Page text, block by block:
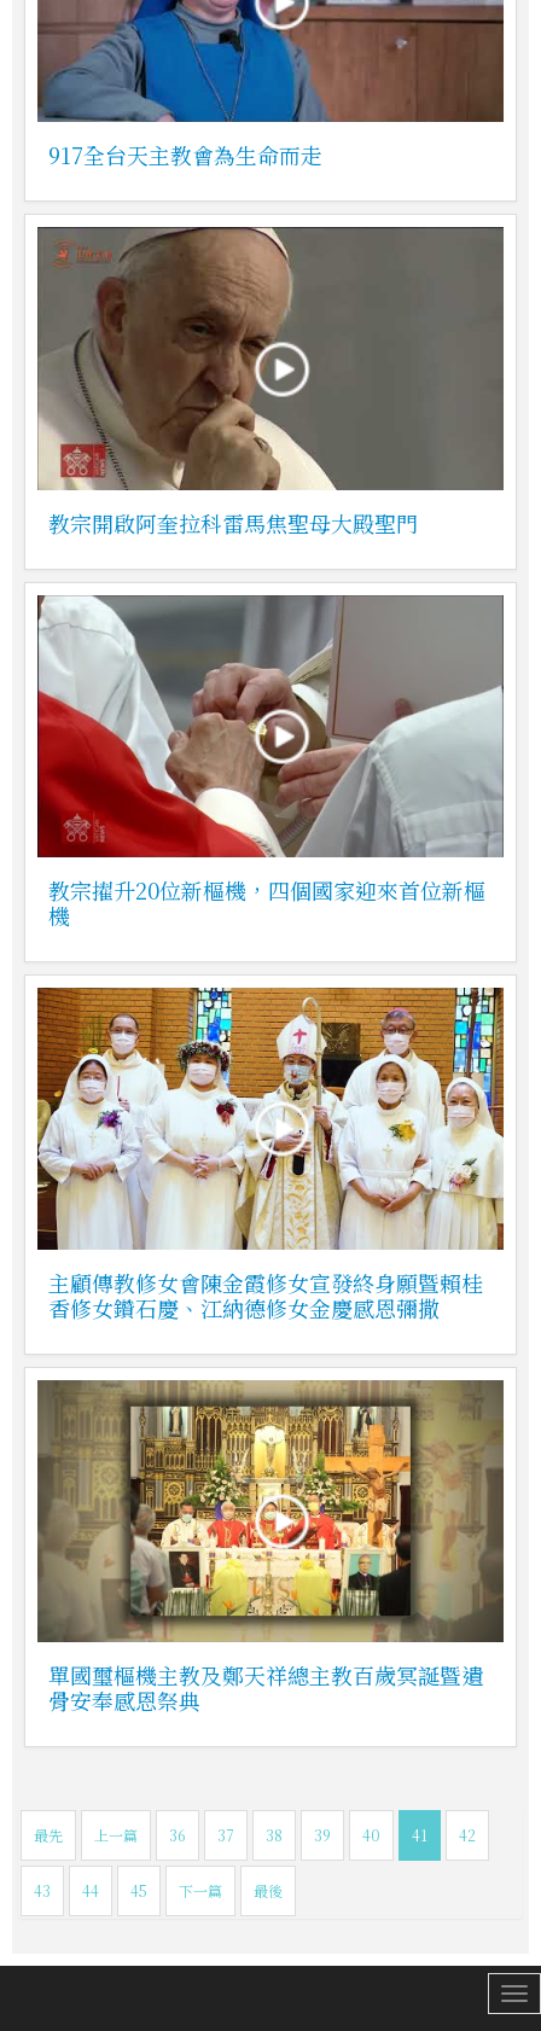
917全台天主教會為生命而走
教宗開啟阿奎拉科雷馬焦聖母大殿聖門
教宗擢升20位新樞機，四個國家迎來首位新樞
機
主顧傳教修女會陳金霞修女宣發終身願暨賴桂
香修女鑽石慶、江納德修女金慶感恩彌撒
單國璽樞機主教及鄭天祥總主教百歲冥誕暨遺
骨安奉感恩祭典
最先 上一篇 36 37 38 39 40 41 42
43 44 45 下一篇 最後